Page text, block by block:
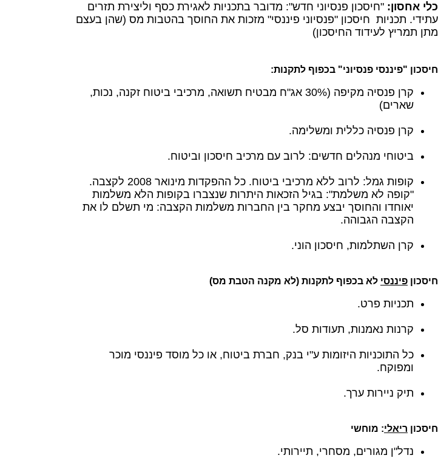
כלי אחסון: "חיסכון פנסיוני חדש": מדובר בתכניות לאגירת כסף וליצירת תזרים
עתידי. תכניות חיסכון "פנסיוני פיננסי" מזכות את החוסך בהטבות מס (שהן בעצם
מתן תמריץ לעידוד החיסכון)
חיסכון "פיננסי פנסיוני" בכפוף לתקנות:
קרן פנסיה מקיפה (30% אג"ח מבטיח תשואה, מרכיבי ביטוח זקנה, נכות,
שארים)
קרן פנסיה כללית ומשלימה.
ביטוחי מנהלים חדשים: לרוב עם מרכיב חיסכון וביטוח.
קופות גמל: לרוב ללא מרכיבי ביטוח. כל ההפקדות מינואר 2008 לקצבה.
"קופה לא משלמת": בגיל הזכאות היתרות שנצברו בקופות הלא משלמות
יאוחדו והחוסך יבצע מחקר בין החברות משלמות הקצבה: מי תשלם לו את
הקצבה הגבוהה.
קרן השתלמות, חיסכון הוני.
חיסכון פיננסי לא בכפוף לתקנות (לא מקנה הטבת מס)
תכניות פרט.
קרנות נאמנות, תעודות סל.
כל התוכניות היזומות ע"י בנק, חברת ביטוח, או כל מוסד פיננסי מוכר
ומפוקח.
תיק ניירות ערך.
חיסכון ריאלי: מוחשי
נדל"ן מגורים, מסחרי, תיירותי.